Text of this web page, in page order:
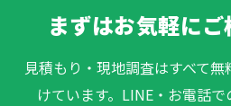
まずはお気軽に
見積もり・現地調査はすべて
けています。LINE・お電話で